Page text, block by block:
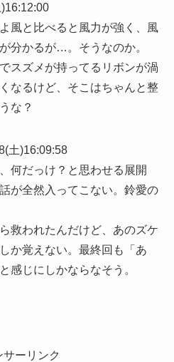
風と比べると風力が強く、風
分かるが…。そうなのか。
スズメが持ってるリボンが渦
なるけど、そこはちゃんと整
な？
土)16:09:58
何だっけ？と思わせる展開
が全然入ってこない。鈴愛の
救われたんだけど、あのズケ
か覚えない。最終回も「あ
感じにしかならなそう。
サーリンク